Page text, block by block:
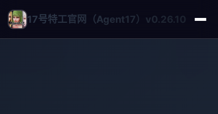
17号特工官网（Agent17）v0.26.10